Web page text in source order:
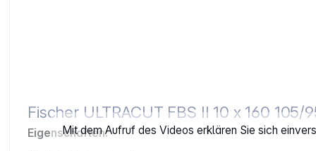
Mit dem Aufruf des Videos erklären Sie sich
Fischer ULTRACUT FBS II 10 x 160
Eigenschaften: